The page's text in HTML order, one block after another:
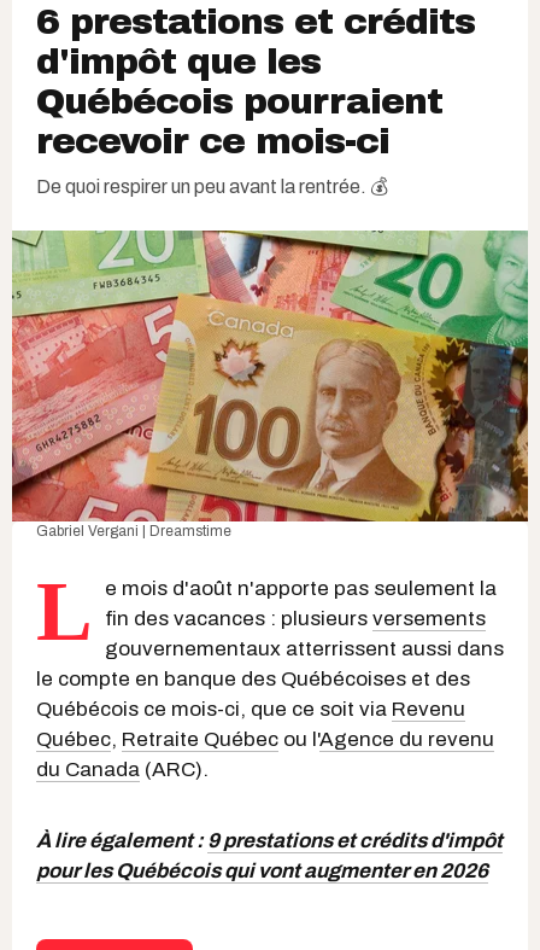
6 prestations et crédits
d'impôt que les
Québécois pourraient
recevoir ce mois-ci
De quoi respirer un peu avant la rentrée. 💰
Gabriel Vergani | Dreamstime
L
e mois d'août n'apporte pas seulement la
fin des vacances : plusieurs versements
gouvernementaux atterrissent aussi dans
le compte en banque des Québécoises et des
Québécois ce mois-ci, que ce soit via Revenu
Québec, Retraite Québec ou l'Agence du revenu
du Canada (ARC).
À lire également :9 prestations et crédits d'impôt
pour les Québécois qui vont augmenter en 2026